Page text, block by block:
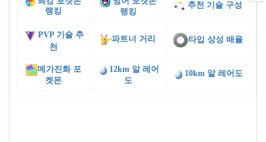
랭킹
랭킹
추천 기술 구성
PVP 기술 추
천
파트너 거리 타입 상성 배율
메가진화 포
켓몬
12km 알 레어
도
10km 알 레어도